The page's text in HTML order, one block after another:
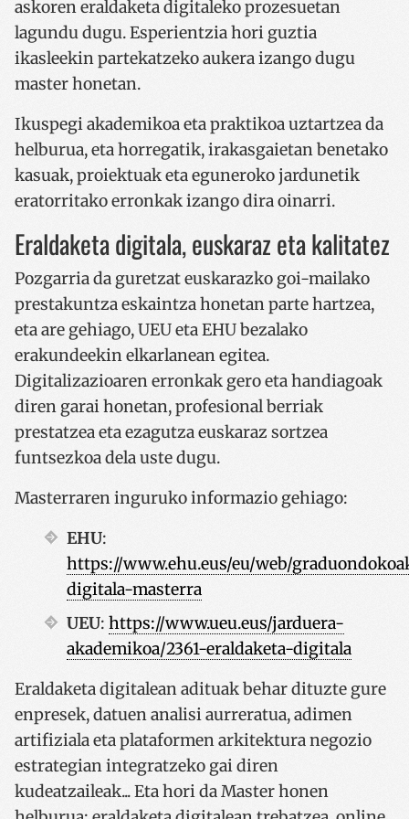
askoren eraldaketa digitaleko prozesuetan
lagundu dugu. Esperientzia hori guztia
ikasleekin partekatzeko aukera izango dugu
master honetan.
Ikuspegi akademikoa eta praktikoa uztartzea da
helburua, eta horregatik, irakasgaietan benetako
kasuak, proiektuak eta eguneroko jardunetik
eratorritako erronkak izango dira oinarri.
Eraldaketa digitala, euskaraz eta kalitatez
Pozgarria da guretzat euskarazko goi-mailako
prestakuntza eskaintza honetan parte hartzea,
eta are gehiago, UEU eta EHU bezalako
erakundeekin elkarlanean egitea.
Digitalizazioaren erronkak gero eta handiagoak
diren garai honetan, profesional berriak
prestatzea eta ezagutza euskaraz sortzea
funtsezkoa dela uste dugu.
Masterraren inguruko informazio gehiago:
EHU:
https://www.ehu.eus/eu/web/
digitala-masterra
UEU: https://www.ueu.eus/jarduera-
akademikoa/2361-eraldaketa-digitala
Eraldaketa digitalean adituak behar dituzte gure
enpresek, datuen analisi aurreratua, adimen
artifiziala eta plataformen arkitektura negozio
estrategian integratzeko gai diren
kudeatzaileak... Eta hori da Master honen